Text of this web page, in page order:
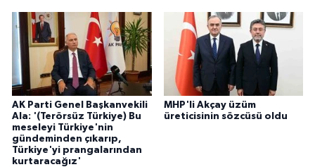
AK Parti Genel Başkanvekili
Ala: '(Terörsüz Türkiye) Bu
meseleyi Türkiye'nin
gündeminden çıkarıp,
Türkiye'yi prangalarından
kurtaracağız'
MHP'li Akçay üzüm
üreticisinin sözcüsü oldu